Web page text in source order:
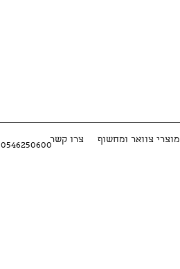
0546250600צרו קשר מוצרי צוואר ומחשוף